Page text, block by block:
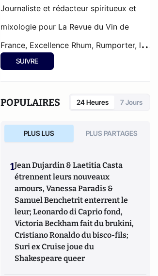
Journaliste et rédacteur spiritueux et
mixologie pour La Revue du Vin de
France, Excellence Rhum, Rumporter, le
HuffPost, Cocktail Molotov et bien sûr
le blog de Colada.
SUIVRE
POPULAIRES 24 Heures 7 Jours
PLUS LUS PLUS PARTAGES
1Jean Dujardin & Laetitia Casta
étrennent leurs nouveaux
amours, Vanessa Paradis &
Samuel Benchetrit enterrent le
leur; Leonardo di Caprio fond,
Victoria Beckham fait du brukini,
Cristiano Ronaldo du bisco-fils;
Suri ex Cruise joue du
Shakespeare queer